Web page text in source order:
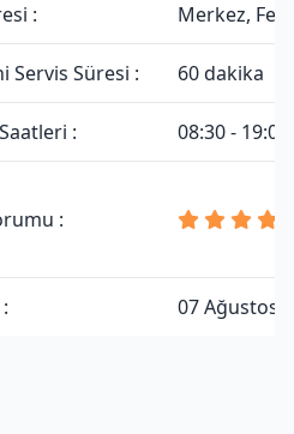
: Merkez,
Servis Süresi : 60 dakika
: 08:30 - 19:00
:
07 Ağustos